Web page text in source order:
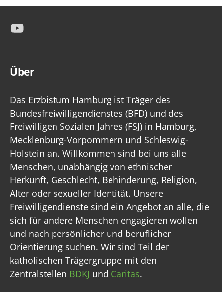
YouTube
Über
Das Erzbistum Hamburg ist Träger des
Bundesfreiwilligendienstes (BFD) und des
Freiwilligen Sozialen Jahres (FSJ) in Hamburg,
Mecklenburg-Vorpommern und Schleswig-
Holstein an. Willkommen sind bei uns alle
Menschen, unabhängig von ethnischer
Herkunft, Geschlecht, Behinderung, Religion,
Alter oder sexueller Identität. Unsere
Freiwilligendienste sind ein Angebot an alle, die
sich für andere Menschen engagieren wollen
und nach persönlicher und beruflicher
Orientierung suchen. Wir sind Teil der
katholischen Trägergruppe mit den
Zentralstellen BDKJ und Caritas.